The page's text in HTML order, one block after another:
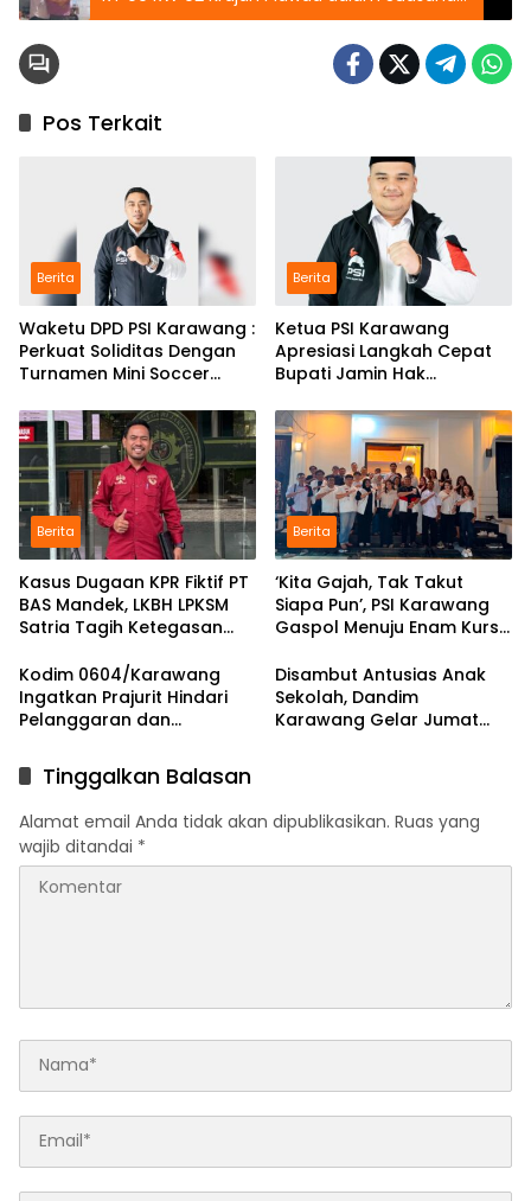
Kekeluargaan
Pos Terkait
Berita
Waketu DPD PSI Karawang :
Perkuat Soliditas Dengan
Turnamen Mini Soccer
Berita
Ketua PSI Karawang
Apresiasi Langkah Cepat
Bupati Jamin Hak
Berita
Kasus Dugaan KPR Fiktif PT
BAS Mandek, LKBH LPKSM
Satria Tagih Ketegasan
Berita
‘Kita Gajah, Tak Takut
Siapa Pun’, PSI Karawang
Gaspol Menuju Enam Kursi
Kodim 0604/Karawang
Ingatkan Prajurit Hindari
Pelanggaran dan
Disambut Antusias Anak
Sekolah, Dandim
Karawang Gelar Jumat
Tinggalkan Balasan
Alamat email Anda tidak akan dipublikasikan. Ruas yang
wajib ditandai *